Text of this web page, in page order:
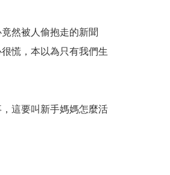
然被人偷抱走的新聞
慌，本以為只有我們生
這要叫新手媽媽怎麼活